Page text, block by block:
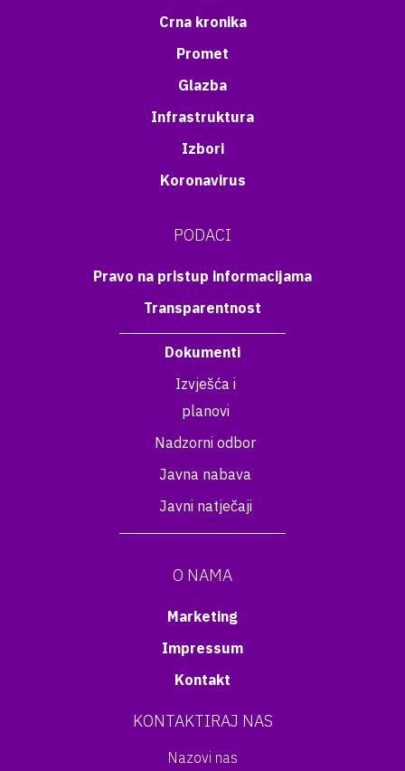
Crna kronika
Promet
Glazba
Infrastruktura
Izbori
Koronavirus
PODACI
Pravo na pristup informacijama
Transparentnost
Dokumenti
Izvješća i
planovi
Nadzorni odbor
Javna nabava
Javni natječaji
O NAMA
Marketing
Impressum
Kontakt
KONTAKTIRAJ NAS
Nazovi nas